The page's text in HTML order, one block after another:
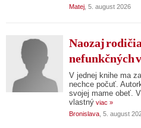
Matej , 5. august 2026
Naozaj
nefunkčných
V jednej knihe ma
nechce počuť.
svojej mame obeť.
vlastný viac »
Bronislava , 5. august